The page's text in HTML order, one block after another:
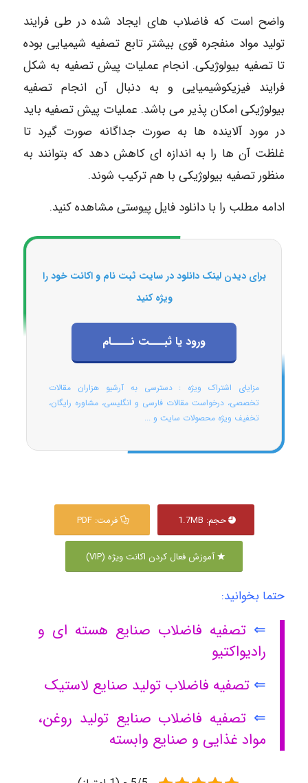
واضح است که فاضلاب های ایجاد شده در طی فرایند
تولید مواد منفجره قوی بیشتر تابع تصفیه شیمیایی بوده
تا تصفیه بیولوژیکی. انجام عملیات پیش تصفیه به شکل
فرایند فیزیکوشیمیایی و به دنبال آن انجام تصفیه
بیولوژیکی امکان پذیر می باشد. عملیات پیش تصفیه باید
در مورد آلاینده ها به صورت جداگانه صورت گیرد تا
غلظت آن ها را به اندازه ای کاهش دهد که بتوانند به
منظور تصفیه بیولوژیکی با هم ترکیب شوند.
ادامه مطلب را با دانلود فایل پیوستی مشاهده کنید.
برای دیدن لینک دانلود در سایت ثبت نام و اکانت خود را
ویژه کنید
ورود یا ثبـــت نــــام
مزایای اشتراک ویژه : دسترسی به آرشیو هزاران مقالات
تخصصی، درخواست مقالات فارسی و انگلیسی، مشاوره رایگان،
تخفیف ویژه محصولات سایت و ...
حجم: 1.7MB فرمت: PDF
آموزش فعال کردن اکانت ویژه (VIP)
حتما بخوانید:
⇐ تصفیه فاضلاب صنایع هسته ای و
رادیواکتیو
⇐ تصفیه فاضلاب تولید صنایع لاستیک
⇐ تصفیه فاضلاب صنایع تولید روغن،
مواد غذایی و صنایع وابسته